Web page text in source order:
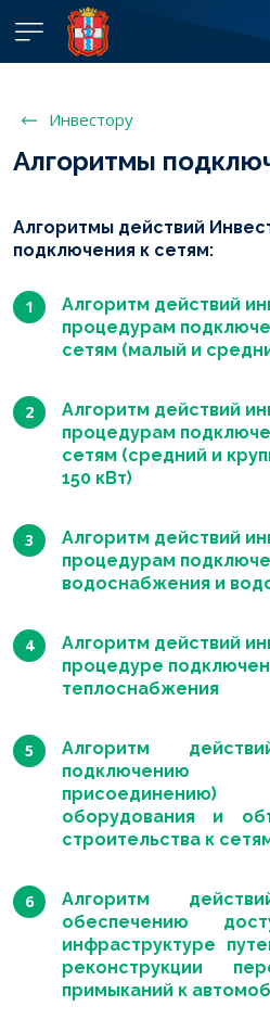
Инвестору
Алгоритмы
Алгоритмы действий
подключения к сетям:
Алгоритм действий
процедурам
сетям (малый и
Алгоритм действий
процедурам
сетям (средний и
150 кВт)
Алгоритм действий
процедурам
водоснабжения и
Алгоритм действий
процедуре
теплоснабжения
Алгоритм
подключению
присоединению)
оборудования и
строительства к
Алгоритм
обеспечению
инфраструктуре
реконструкции
примыканий к